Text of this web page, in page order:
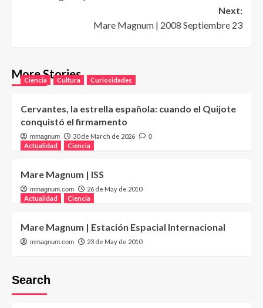
Next:
Mare Magnum | 2008 Septiembre 23
More Stories
Ciencia Cultura Curiosidades
Cervantes, la estrella española: cuando el Quijote
conquistó el firmamento
mmagnum 30 de March de 2026 0
Actualidad Ciencia
Mare Magnum | ISS
mmagnum.com
26 de May de 2010
Actualidad
Ciencia
Mare Magnum | Estación Espacial Internacional
mmagnum.com 23 de May de 2010
Search